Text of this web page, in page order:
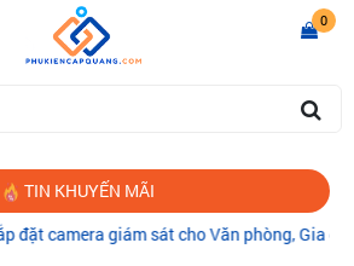
0
TIN KHUYẾN MÃI
giám sát cho Văn phòng, Gia đình|CÁP